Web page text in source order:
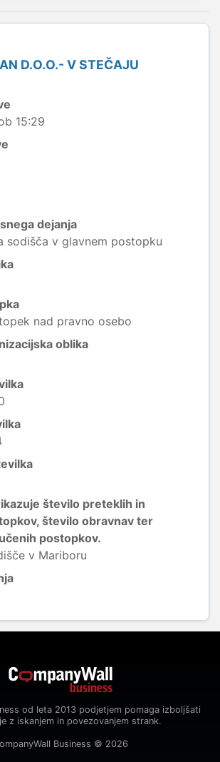
D.O.O.- V STEČAJU
15:29
dejanja
sodišča v glavnem postopku
nad pravno osebo
oblika
število preteklih in
število obravnav ter
postopkov.
v Mariboru
od leta 2013 podjetjem pomaga izboljšati
z iskanjem in povezovanjem strank.
Business © 2026